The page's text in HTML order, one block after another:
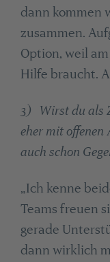
dann kommen
zusammen.
Option, weil
Hilfe braucht.
3) Wirst du als
eher mit offenen
auch schon
„Ich kenne
Teams freuen
gerade
dann wirklich